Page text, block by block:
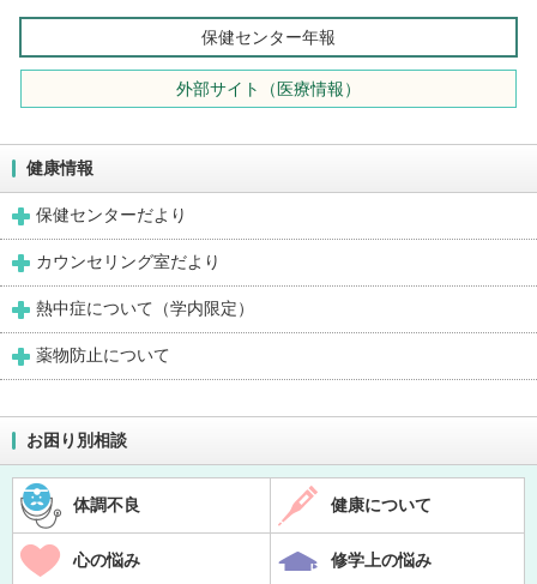
保健センター年報
外部サイト（医療情報）
健康情報
保健センターだより
カウンセリング室だより
熱中症について（学内限定）
薬物防止について
お困り別相談
体調不良 健康について
心の悩み 修学上の悩み